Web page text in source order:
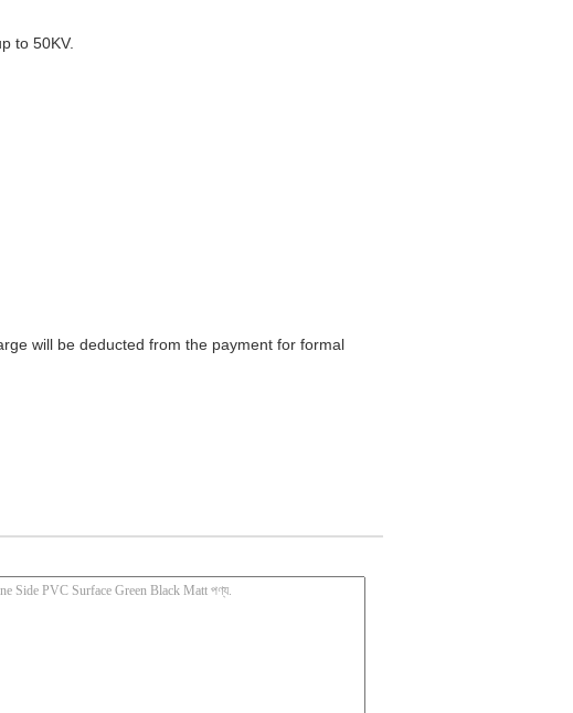
to 50KV.
will be deducted from the payment for formal